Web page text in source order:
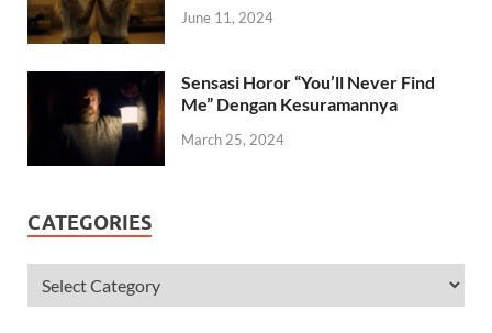
June 11, 2024
Sensasi Horor “You’ll Never Find
Me” Dengan Kesuramannya
March 25, 2024
CATEGORIES